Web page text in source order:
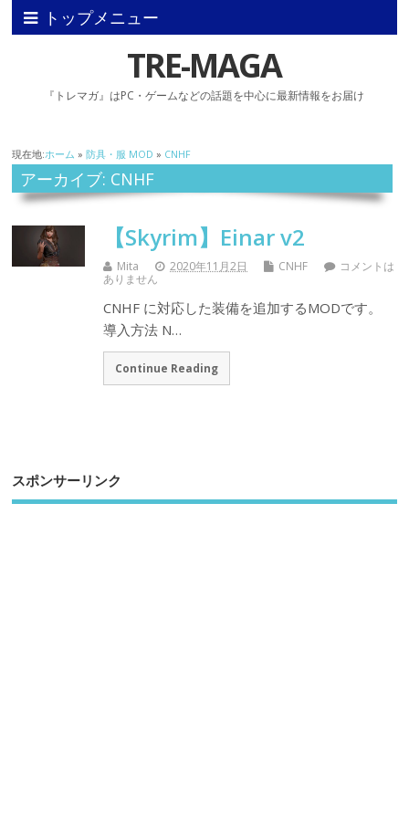
トップメニュー
TRE-MAGA
『トレマガ』はPC・ゲームなどの話題を中心に最新情報をお届け
現在地:ホーム »防具・服 MOD » CNHF
アーカイブ: CNHF
【Skyrim】Einar v2
Mita 2020年11月2日 CNHF
コメントは
ありません
CNHF に対応した装備を追加するMODです。
導入方法 N…
Continue Reading
スポンサーリンク